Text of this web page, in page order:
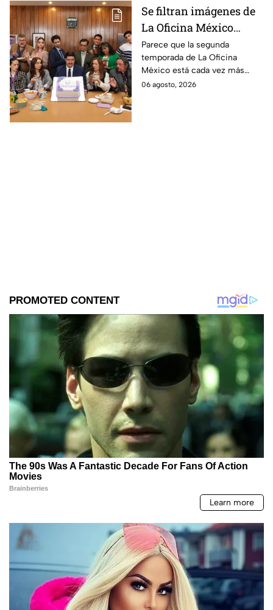
Se filtran imágenes de
La Oficina México
temporada 2 y un
detalle desata teorías
entre los fans
Parece que la segunda
temporada de La Oficina
México está cada vez más
cerca, pues el elenco ya se
06 agosto, 2026